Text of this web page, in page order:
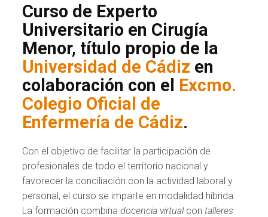
Curso de Experto
Universitario en Cirugía
Menor, título propio de la
Universidad de Cádiz en
colaboración con el Excmo.
Colegio Oficial de
Enfermería de Cádiz.
Con el objetivo de facilitar la participación de
profesionales de todo el territorio nacional y
favorecer la conciliación con la actividad laboral y
personal, el curso se imparte en modalidad híbrida.
La formación combinadocencia virtualcon talleres